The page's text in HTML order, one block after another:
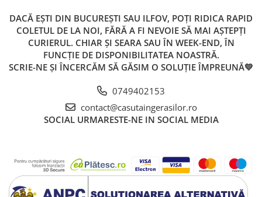
DACĂ EȘTI DIN BUCUREȘTI SAU ILFOV, POȚI RIDICA RAPID
COLETUL DE LA NOI, FĂRĂ A FI NEVOIE SĂ MAI AȘTEPȚI
CURIERUL. CHIAR ȘI SEARA SAU ÎN WEEK-END, ÎN
FUNCȚIE DE DISPONIBILITATEA NOASTRĂ.
SCRIE-NE ȘI ÎNCERCĂM SĂ GĂSIM O SOLUȚIE ÎMPREUNĂ💛
0749402153
contact@casutaingerasilor.ro
SOCIAL URMARESTE-NE IN SOCIAL MEDIA